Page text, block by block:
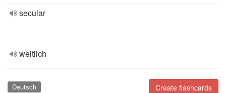
secular
weltlich
Create flashcards
Deutsch